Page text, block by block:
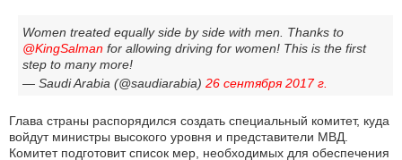
Women treated equally side by side with men. Thanks to
@KingSalman for allowing driving for women! This is the first
step to many more!
— Saudi Arabia (@saudiarabia) 26 сентября 2017 г.
Глава страны распорядился создать специальный комитет, куда
войдут министры высокого уровня и представители МВД.
Комитет подготовит список мер, необходимых для обеспечения